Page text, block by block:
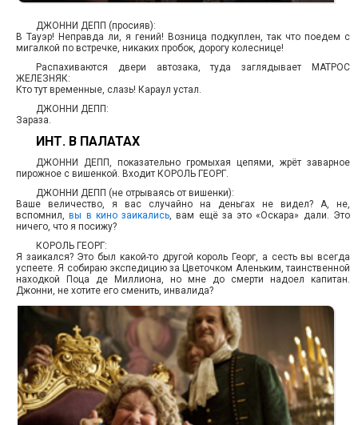
ДЖОННИ ДЕПП (просияв):
В Тауэр! Неправда ли, я гений! Возница подкуплен, так что поедем с
мигалкой по встречке, никаких пробок, дорогу колеснице!
Распахиваются двери автозака, туда заглядывает МАТРОС
ЖЕЛЕЗНЯК:
Кто тут временные, слазь! Караул устал.
ДЖОННИ ДЕПП:
Зараза.
ИНТ. В ПАЛАТАХ
ДЖОННИ ДЕПП, показательно громыхая цепями, жрёт заварное
пирожное с вишенкой. Входит КОРОЛЬ ГЕОРГ.
ДЖОННИ ДЕПП (не отрываясь от вишенки):
Ваше величество, я вас случайно на деньгах не видел? А, не,
вспомнил,вы в кино заикались , вам ещё за это «Оскара» дали. Это
ничего, что я посижу?
КОРОЛЬ ГЕОРГ:
Я заикался? Это был какой-то другой король Георг, а сесть вы всегда
успеете. Я собираю экспедицию за Цветочком Аленьким, таинственной
находкой Поца де Миллиона, но мне до смерти надоел капитан.
Джонни, не хотите его сменить, инвалида?